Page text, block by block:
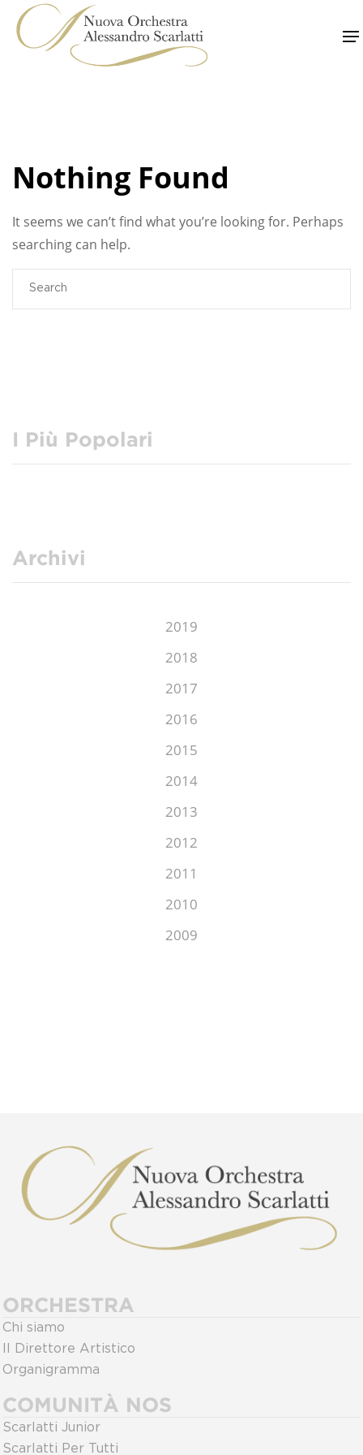
content
Nothing Found
It seems we can’t find what you’re looking for. Perhaps
searching can help.
I Più Popolari
Archivi
2019
2018
2017
2016
2015
2014
2013
2012
2011
2010
2009
ORCHESTRA
Chi siamo
Il Direttore Artistico
Organigramma
COMUNITÀ NOS
Scarlatti Junior
Scarlatti Per Tutti